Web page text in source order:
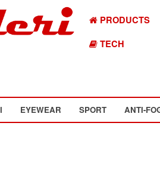
PRODUCTS
TECH
EYEWEAR SPORT ANTI-